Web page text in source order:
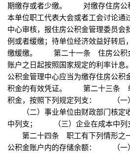
期缴存或者少缴。 对缴存住房公
本单位职工代表大会或者工会讨论通
中心审核，报住房公积金管理委员会
例或者缓缴；待单位经济效益好转后
缴缓缴。 第二十一条 住房公积
账户之日起按照国家规定的利率
公积金管理中心应当为缴存住房公积
积金的有效凭证。 第二十三条
积金，按照下列规定列支： （一）
（二）事业单位由财政部门核定
中列支； （三）企业在成本中列
第二十四条 职工有下列情形之
公积金账户内的存储余额： （一